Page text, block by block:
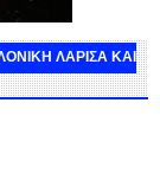
ΛΑΡΙΣΑ ΚΑΙ